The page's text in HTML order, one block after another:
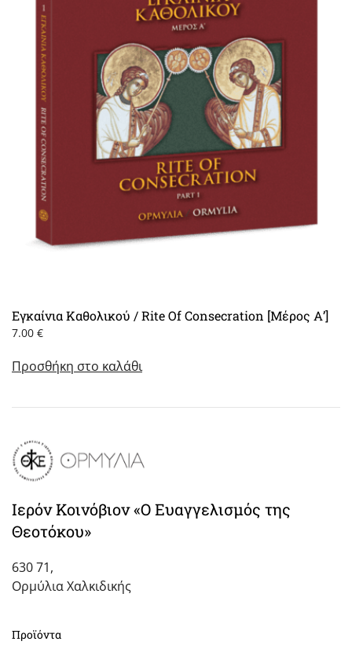
Εγκαίνια Καθολικού / Rite Of Consecration [Μέρος Α’]
7.00 €
Προσθήκη στο καλάθι
Ιερόν Κοινόβιον «Ο Ευαγγελισμός της
Θεοτόκου»
630 71,
Ορμύλια Χαλκιδικής
Προϊόντα